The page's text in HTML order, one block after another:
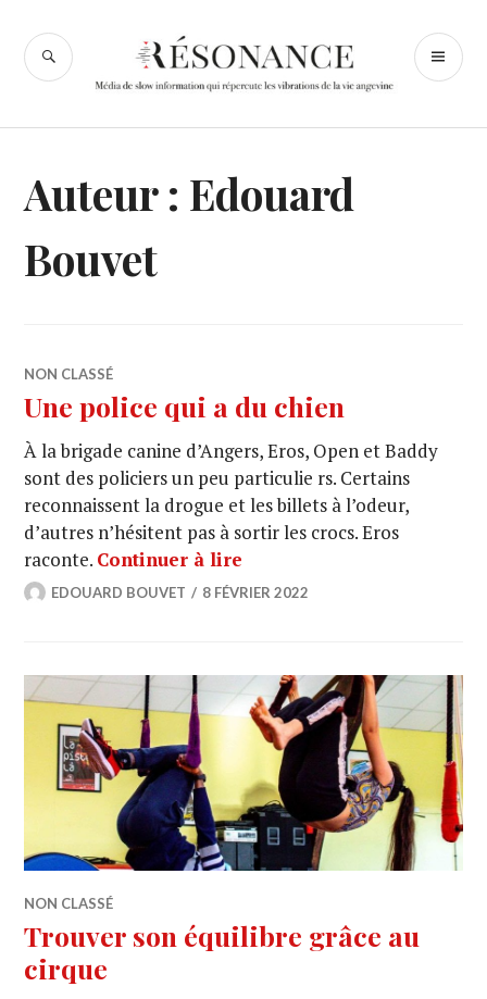
contenu
Résonance
Angers
RECHERCHE
Auteur : Edouard
Bouvet
NON CLASSÉ
Une police qui a du chien
À la brigade canine d’Angers, Eros, Open et Baddy
sont des policiers un peu particulie rs. Certains
reconnaissent la drogue et les billets à l’odeur,
d’autres n’hésitent pas à sortir les crocs. Eros
raconte. Continuer à lire
EDOUARD BOUVET 8 FÉVRIER 2022
NON CLASSÉ
Trouver son équilibre grâce au
cirque